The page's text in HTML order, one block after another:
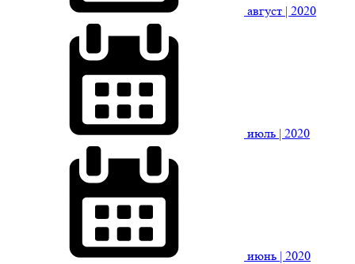
август | 2020
июль | 2020
июнь | 2020